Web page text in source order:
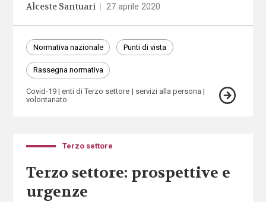
Alceste Santuari 27 aprile 2020
Normativa nazionale Punti di vista
Rassegna normativa
Covid-19 enti di Terzo settore
servizi alla persona
volontariato
Terzo settore
Terzo settore: prospettive e
urgenze